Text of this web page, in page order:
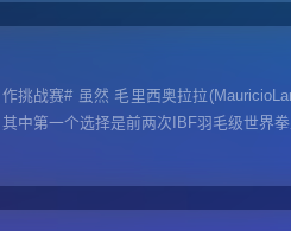
挑战赛# 虽然 毛里西奥拉拉
中第一个选择是前两次IBF羽毛级世界拳